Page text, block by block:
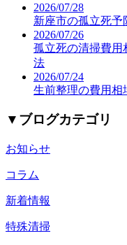
2026/07/28
新座市の孤立死予
2026/07/26
孤立死の清掃費用
法
2026/07/24
生前整理の費用相
▼ ブログカテゴリ
お知らせ
コラム
新着情報
特殊清掃